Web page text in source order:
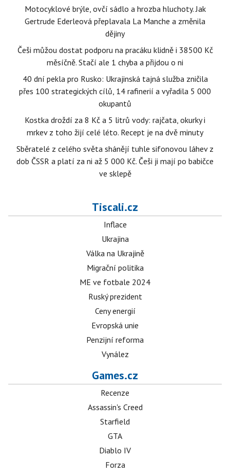
Motocyklové brýle, ovčí sádlo a hrozba hluchoty. Jak
Gertrude Ederleová přeplavala La Manche a změnila
dějiny
Češi můžou dostat podporu na pracáku klidně i 38500 Kč
měsíčně. Stačí ale 1 chyba a přijdou o ni
40 dní pekla pro Rusko: Ukrajinská tajná služba zničila
přes 100 strategických cílů, 14 rafinerií a vyřadila 5 000
okupantů
Kostka droždí za 8 Kč a 5 litrů vody: rajčata, okurky i
mrkev z toho žijí celé léto. Recept je na dvě minuty
Sběratelé z celého světa shánějí tuhle sifonovou láhev z
dob ČSSR a platí za ni až 5 000 Kč. Češi ji mají po babičce
ve sklepě
Tiscali.cz
Inflace
Ukrajina
Válka na Ukrajině
Migrační politika
ME ve fotbale 2024
Ruský prezident
Ceny energií
Evropská unie
Penzijní reforma
Vynález
Games.cz
Recenze
Assassin's Creed
Starfield
GTA
Diablo IV
Forza